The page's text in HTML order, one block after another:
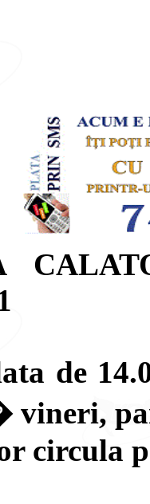
de
vineri,
circula